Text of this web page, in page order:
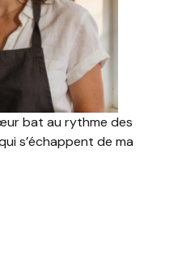
bat au rythme des
s’échappent de ma